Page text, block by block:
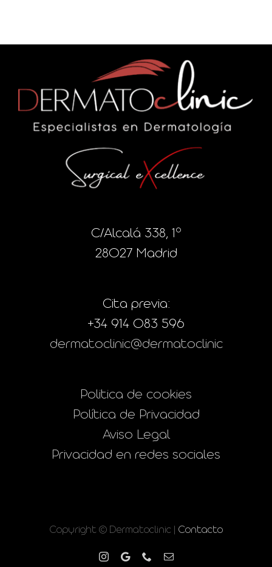
C/Alcalá 338, 1º
28027 Madrid
Cita previa:
+34 914 083 596
dermatoclinic@dermatoclinic
Politica de cookies
Política de Privacidad
Aviso Legal
Privacidad en redes sociales
Copyright © Dermatoclinic | Contacto
Instagram
Google PhoneCorreo